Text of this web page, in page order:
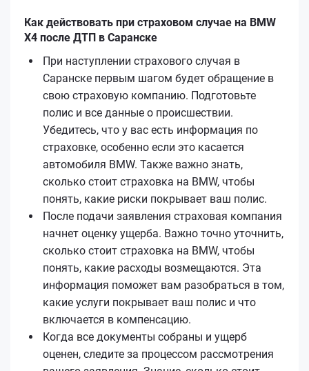
Как действовать при страховом случае на BMW
X4 после ДТП в Саранске
При наступлении страхового случая в
Саранске первым шагом будет обращение в
свою страховую компанию. Подготовьте
полис и все данные о происшествии.
Убедитесь, что у вас есть информация по
страховке, особенно если это касается
автомобиля BMW. Также важно знать,
сколько стоит страховка на BMW, чтобы
понять, какие риски покрывает ваш полис.
После подачи заявления страховая компания
начнет оценку ущерба. Важно точно уточнить,
сколько стоит страховка на BMW, чтобы
понять, какие расходы возмещаются. Эта
информация поможет вам разобраться в том,
какие услуги покрывает ваш полис и что
включается в компенсацию.
Когда все документы собраны и ущерб
оценен, следите за процессом рассмотрения